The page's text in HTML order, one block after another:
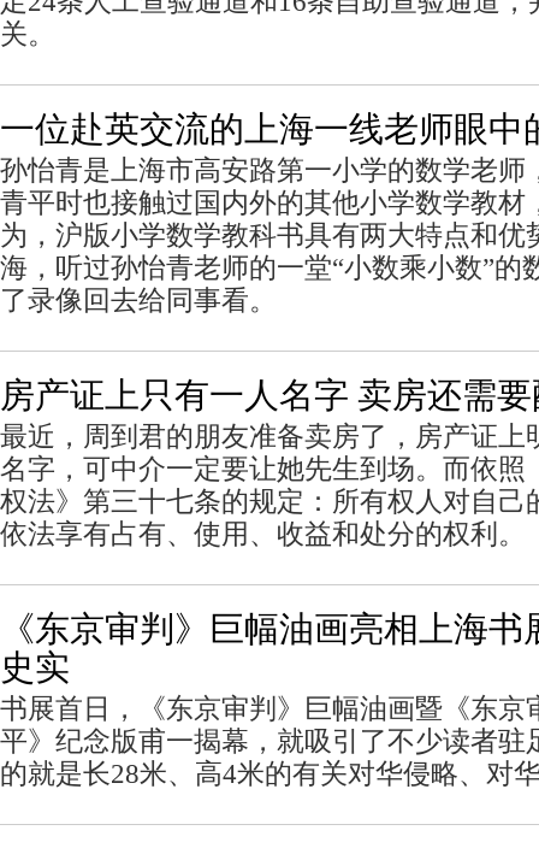
关。
一位赴英交流的上海一线老师眼中
孙怡青是上海市高安路第一小学的数学老师
青平时也接触过国内外的其他小学数学教材
为，沪版小学数学教科书具有两大特点和优
海，听过孙怡青老师的一堂“小数乘小数”的
了录像回去给同事看。
房产证上只有一人名字 卖房还需
最近，周到君的朋友准备卖房了，房产证上
名字，可中介一定要让她先生到场。而依照
权法》第三十七条的规定：所有权人对自己
依法享有占有、使用、收益和处分的权利。
《东京审判》巨幅油画亮相上海
史实
书展首日，《东京审判》巨幅油画暨《东
平》纪念版甫一揭幕，就吸引了不少读者驻
的就是长28米、高4米的有关对华侵略、对